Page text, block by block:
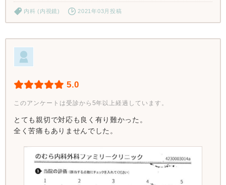
内科 (内視鏡) 2021年03月投稿
5.0
このアンケートは受診から5年以上経過しています。
とても親切で対応も良く有り難かった。
全く苦痛もありませんでした。